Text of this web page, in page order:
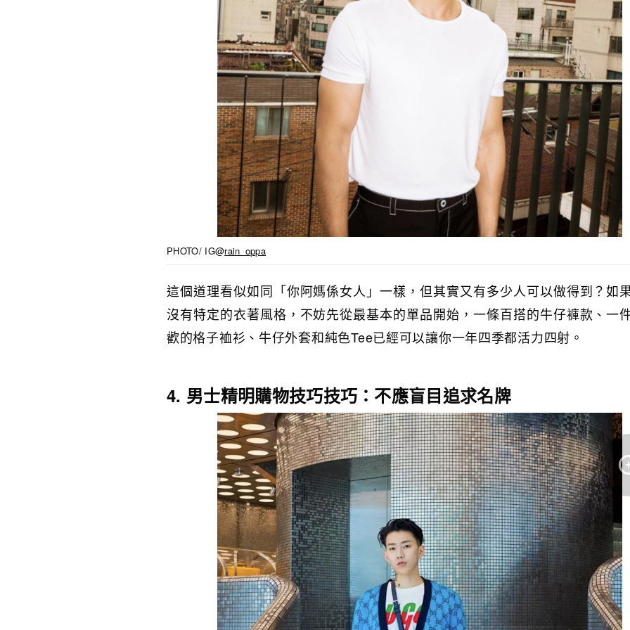
PHOTO/ IG@rain_oppa
這個道理看似如同「你阿媽係女人」一樣，但其實又有多少人可以做得到？如
沒有特定的衣著風格，不妨先從最基本的單品開始，一條百搭的牛仔褲款、一
歡的格子裇衫、牛仔外套和純色Tee已經可以讓你一年四季都活力四射。
4. 男士精明購物技巧技巧：不應盲目追求名牌